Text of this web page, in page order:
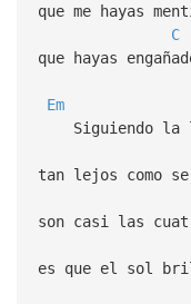
que me hayas
C
que hayas
Em
Siguiendo la
tan lejos como
son casi las
es que el sol